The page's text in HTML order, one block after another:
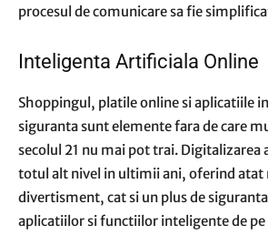
procesul de comunicare sa fie
Inteligenta Artificiala Online
Shoppingul, platile online si aplicatiile
siguranta sunt elemente fara de care
secolul 21 nu mai pot trai. Digitalizarea
totul alt nivel in ultimii ani, oferind atat
divertisment, cat si un plus de
aplicatiilor si functiilor inteligente de pe